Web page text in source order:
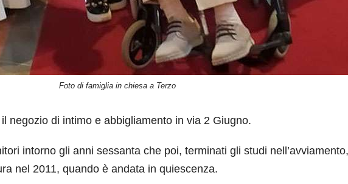
Foto di famiglia in chiesa a Terzo
negozio di intimo e abbigliamento in via 2 Giugno.
intorno gli anni sessanta che poi, terminati gli studi
nel 2011, quando è andata in quiescenza.